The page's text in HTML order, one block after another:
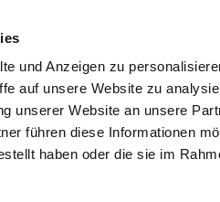
und Anzeigen zu
auf unsere Website zu
unserer Website an unsere
führen diese Informationen
haben oder die sie im
Servicepartner
Teile & Zubehör